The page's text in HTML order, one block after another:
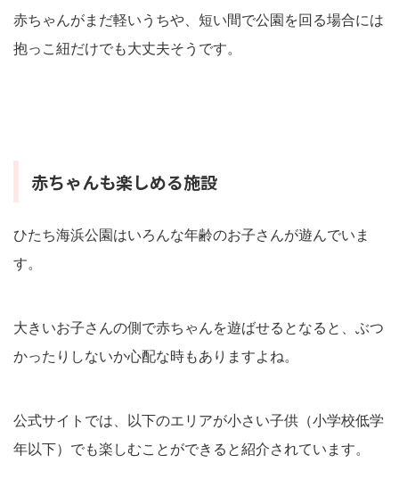
赤ちゃんがまだ軽いうちや、短い間で公園を回る場合には
抱っこ紐だけでも大丈夫そうです。
赤ちゃんも楽しめる施設
ひたち海浜公園はいろんな年齢のお子さんが遊んでいま
す。
大きいお子さんの側で赤ちゃんを遊ばせるとなると、ぶつ
かったりしないか心配な時もありますよね。
公式サイトでは、以下のエリアが小さい子供（小学校低学
年以下）でも楽しむことができると紹介されています。